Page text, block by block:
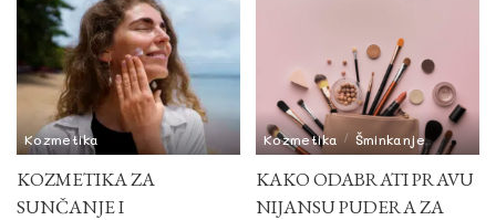
Kozmetika
KOZMETIKA ZA
SUNČANJE I
Kozmetika Šminkanje
KAKO ODABRATI PRAVU
NIJANSU PUDERA ZA